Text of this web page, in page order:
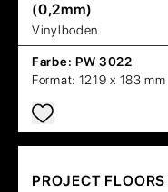
(0,2mm)
Vinylboden
Farbe: PW 3022
Format: 1219 x 183 mm
PROJECT FLOORS